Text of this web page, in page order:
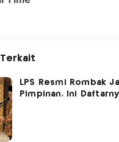
LPS Resmi Rombak
Pimpinan, Ini